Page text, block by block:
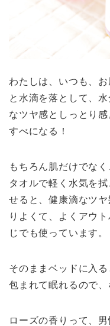
わたしは、いつも、
と水滴を落として、
なツヤ感としっとり
すべになる！
もちろん肌だけでな
タオルで軽く水気を
せると、健康滴なツ
りよくて、よくアウ
じでも使っています。
そのままベッドに入
包まれて眠れるので
ローズの香りって、